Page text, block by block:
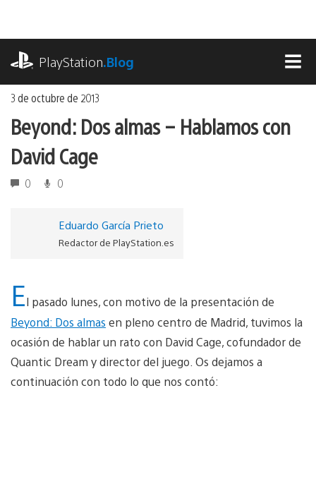
contenido
PlayStation.Blog
3 de octubre de 2013
Beyond: Dos almas – Hablamos con
David Cage
0 0
Eduardo García Prieto
Redactor de PlayStation.es
El pasado lunes, con motivo de la presentación de
Beyond: Dos almas en pleno centro de Madrid, tuvimos la
ocasión de hablar un rato con David Cage, cofundador de
Quantic Dream y director del juego. Os dejamos a
continuación con todo lo que nos contó: